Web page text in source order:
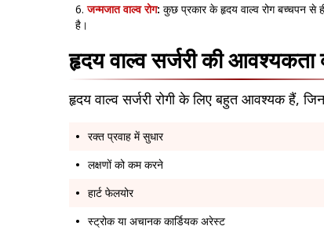
जन्मजात वाल्व रोग: कुछ प्रकार के हृदय वाल्व रोग बच्चपन से
है।
हृदय वाल्व सर्जरी की आवश्यकता
हृदय वाल्व सर्जरी रोगी के लिए बहुत आवश्यक हैं,
रक्त प्रवाह में सुधार
लक्षणों को कम करने
हार्ट फेलयोर
स्ट्रोक या अचानक कार्डियक अरेस्ट